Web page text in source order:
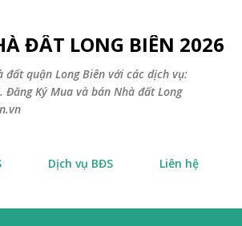
ĐẤT LONG BIÊN 2026
quận Long Biên với các dịch vụ:
Ký Mua và bán Nhà đất Long
Dịch vụ BĐS Liên hệ